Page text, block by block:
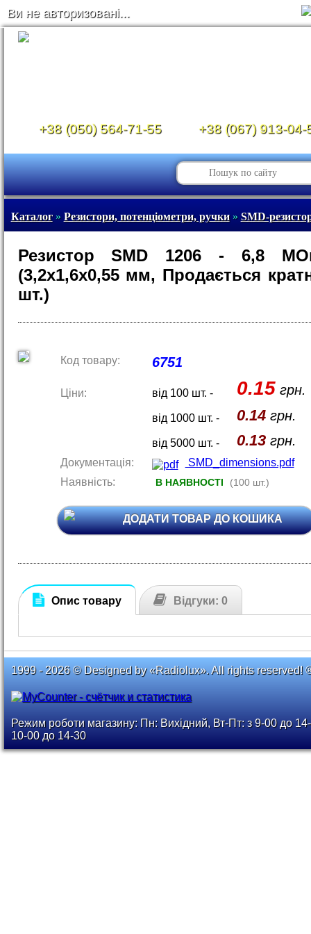
Ви не авторизовані...
+38 (050) 564-71-55 +38 (067) 913-04-
Каталог» Резистори, потенціометри, ручки» SMD-
Резистор SMD 1206 - 6,8
(3,2х1,6х0,55 мм, Продається
шт.)
Код товару: 6751
Ціни: від 100 шт. - 0.15 грн.
від 1000 шт. - 0.14грн.
від 5000 шт. - 0.13грн.
Документація:
SMD_dimensions.pdf
Наявність:
В НАЯВНОСТІ (100 шт.)
ДОДАТИ ТОВАР ДО КОШИКА
Опис товару Відгуки: 0
1999 - 2026 © Designed by «Radiolux». All rights reserved!
Режим роботи магазину: Пн: Вихідний, Вт-Пт: з 9-00 до
10-00 до 14-30